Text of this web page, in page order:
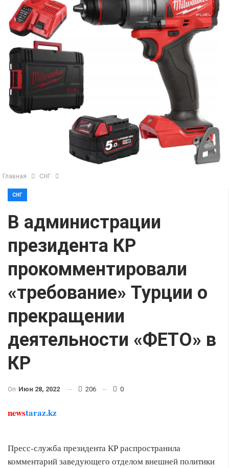
Главная СНГ
СНГ
В администрации
президента КР
прокомментировали
«требование» Турции о
прекращении
деятельности «ФЕТО» в
КР
On Июн 28, 2022 206 0
newstaraz.kz
Пресс-служба президента КР распространила
комментарий заведующего отделом внешней политики